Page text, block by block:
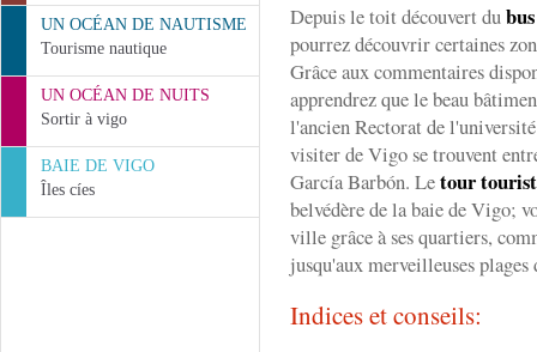
UN OCÉAN DE NAUTISME
Tourisme nautique
UN OCÉAN DE NUITS
Sortir à vigo
BAIE DE VIGO
Îles cíes
Depuis le toit découvert du
pourrez découvrir certaines
Grâce aux commentaires
apprendrez que le beau
l'ancien Rectorat de
visiter de Vigo se trouvent
García Barbón. Letour
belvédère de la baie de Vigo;
ville grâce à ses quartiers,
jusqu'aux merveilleuses
Indices et conseils: